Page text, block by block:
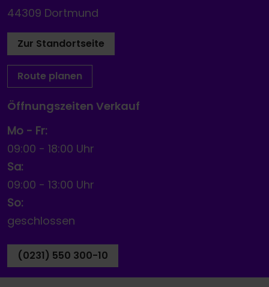
44309 Dortmund
Zur Standortseite
Route planen
Öffnungszeiten Verkauf
Mo - Fr:
09:00 - 18:00 Uhr
Sa:
09:00 - 13:00 Uhr
So:
geschlossen
(0231) 550 300-10